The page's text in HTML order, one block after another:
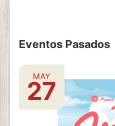
Eventos Pasados
MAY
27